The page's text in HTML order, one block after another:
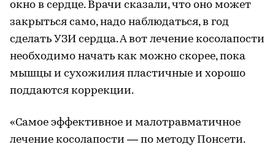
окно в сердце. Врачи сказали, что оно может
закрыться само, надо наблюдаться, в год
сделать УЗИ сердца. А вот лечение косолапости
необходимо начать как можно скорее, пока
мышцы и сухожилия пластичные и хорошо
поддаются коррекции.
«Самое эффективное и малотравматичное
лечение косолапости — по методу Понсети.